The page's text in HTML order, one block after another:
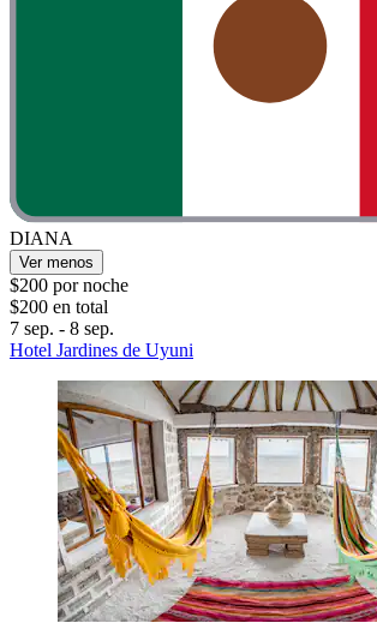
DIANA
Ver menos
$200 por noche
$200 en total
7 sep. - 8 sep.
Hotel Jardines de Uyuni